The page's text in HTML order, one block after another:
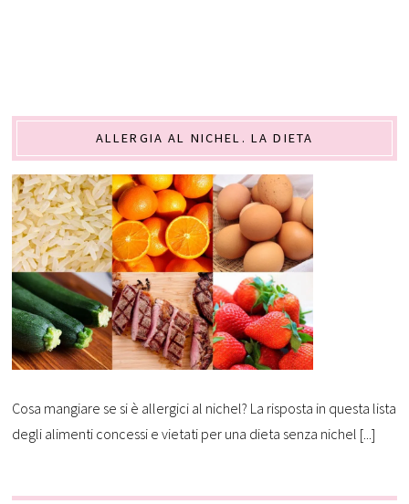
ALLERGIA AL NICHEL. LA DIETA
Cosa mangiare se si è allergici al nichel? La risposta in questa lista
degli alimenti concessi e vietati per una dieta senza nichel [...]